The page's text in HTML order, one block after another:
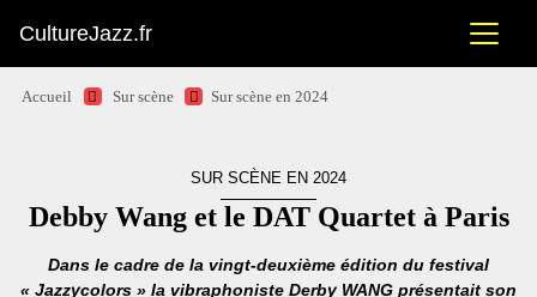
CultureJazz.fr
Accueil Sur scène Sur scène en 2024
SUR SCÈNE EN 2024
Debby Wang et le DAT Quartet à Paris
Dans le cadre de la vingt-deuxième édition du festival
« Jazzycolors » la vibraphoniste Derby WANG présentait son